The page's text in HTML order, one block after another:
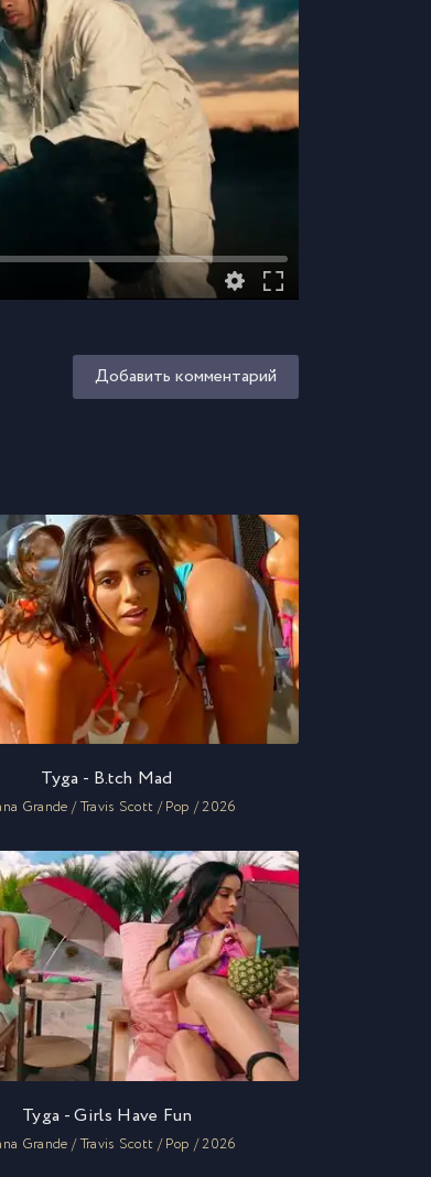
Добавить комментарий
Tyga - B.tch Mad
Grande / Travis Scott / Pop / 2026
Tyga - Girls Have Fun
Grande / Travis Scott / Pop / 2026